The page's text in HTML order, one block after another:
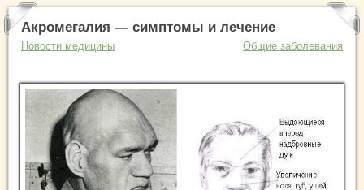
Акромегалия — симптомы и лечение
Новости медицины Общие заболевания